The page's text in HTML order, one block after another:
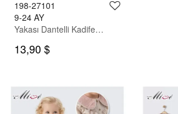
198-27101
9-24 AY
Yakası Dantelli Kadife Elbise
13,90 $